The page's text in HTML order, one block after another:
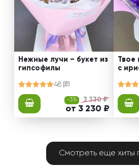
Нежные лучи – букет из
гипсофилы
48
-3% 3 330 ₽
от 3 230 ₽
Твое
с
Смотреть еще хиты